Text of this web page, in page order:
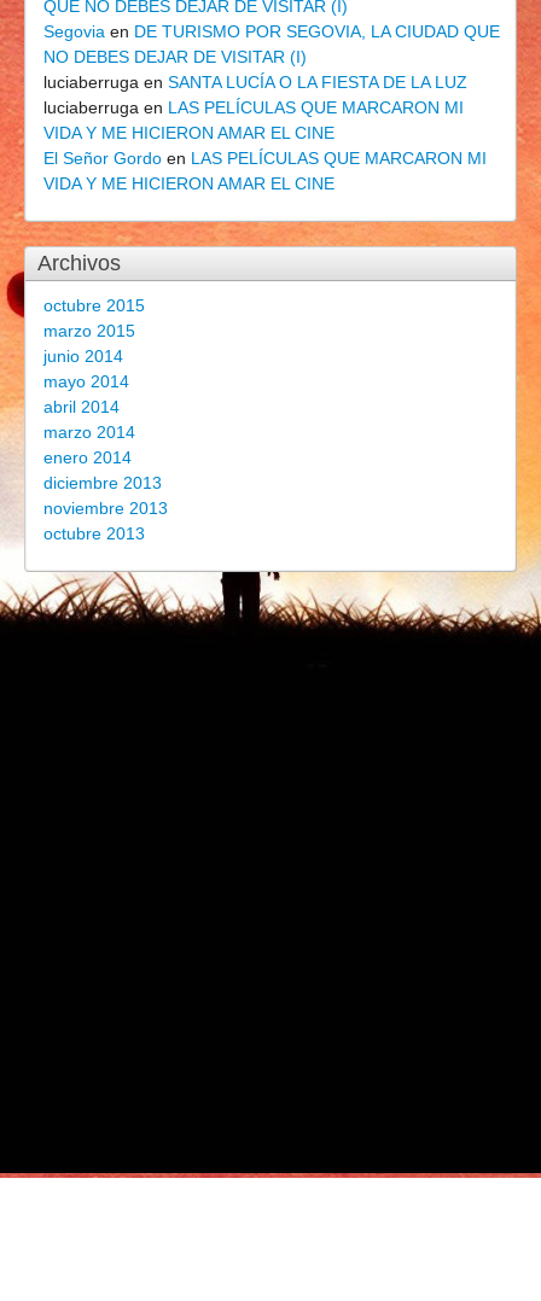
QUE NO DEBES DEJAR DE VISITAR (I)
Segovia en DE TURISMO POR SEGOVIA, LA CIUDAD QUE
NO DEBES DEJAR DE VISITAR (I)
luciaberruga en SANTA LUCÍA O LA FIESTA DE LA LUZ
luciaberruga en LAS PELÍCULAS QUE MARCARON MI
VIDA Y ME HICIERON AMAR EL CINE
El Señor Gordo en LAS PELÍCULAS QUE MARCARON MI
VIDA Y ME HICIERON AMAR EL CINE
Archivos
octubre 2015
marzo 2015
junio 2014
mayo 2014
abril 2014
marzo 2014
enero 2014
diciembre 2013
noviembre 2013
octubre 2013